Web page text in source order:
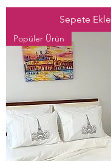
Sepete Ekle
Popüler Ürün